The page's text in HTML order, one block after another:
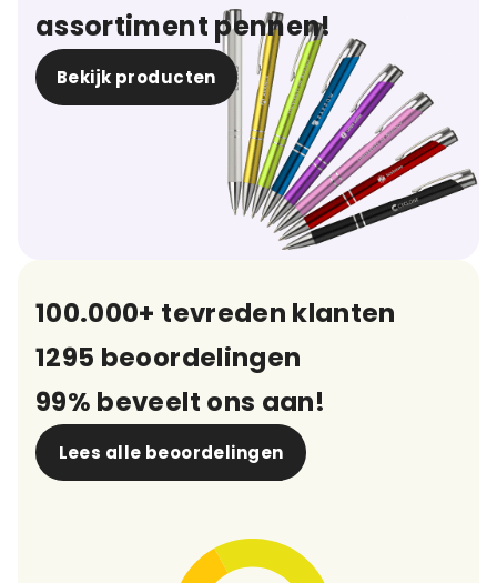
assortiment pennen!
Bekijk producten
100.000+ tevreden klanten
1295 beoordelingen
99% beveelt ons aan!
Lees alle beoordelingen